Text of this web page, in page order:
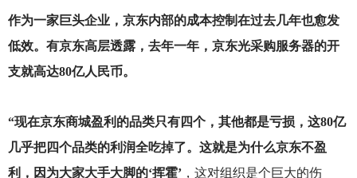
作为一家巨头企业，京东内部的成本控制在过去几年也愈发
低效。有京东高层透露，去年一年，京东光采购服务器的开
支就高达80亿人民币。
“现在京东商城盈利的品类只有四个，其他都是亏损，这80亿
几乎把四个品类的利润全吃掉了。这就是为什么京东不盈
利，因为大家大手大脚的‘挥霍’，这对组织是个巨大的伤